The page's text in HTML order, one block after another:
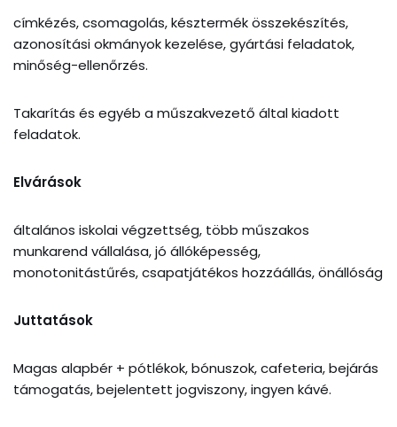
címkézés, csomagolás, késztermék összekészítés,
azonosítási okmányok kezelése, gyártási feladatok,
minőség-ellenőrzés.
Takarítás és egyéb a műszakvezető által kiadott
feladatok.
Elvárások
általános iskolai végzettség, több műszakos
munkarend vállalása, jó állóképesség,
monotonitástűrés, csapatjátékos hozzáállás, önállóság
Juttatások
Magas alapbér + pótlékok, bónuszok, cafeteria, bejárás
támogatás, bejelentett jogviszony, ingyen kávé.